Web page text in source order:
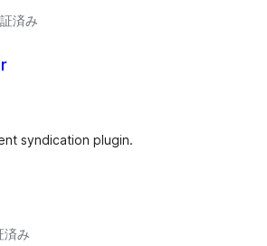
済み
syndication plugin.
済み